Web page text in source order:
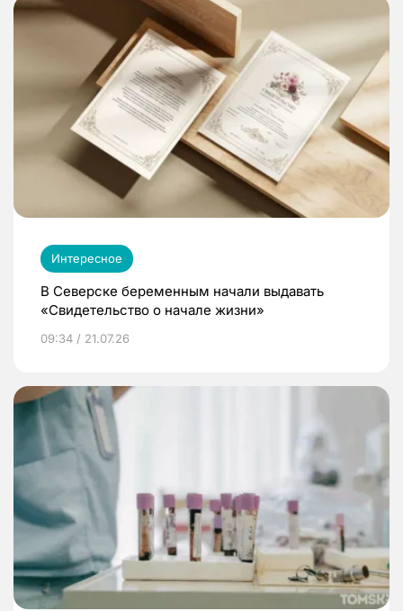
Интересное
В Северске беременным начали выдавать
«Свидетельство о начале жизни»
09:34 / 21.07.26